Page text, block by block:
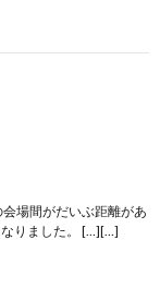
場間がだいぶ距離があ
なりました。 […][…]